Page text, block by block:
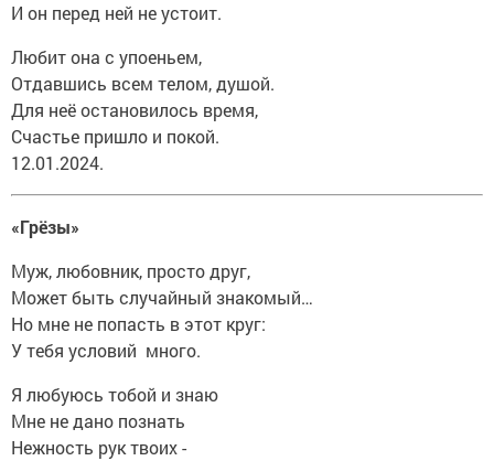
И он перед ней не устоит.
Любит она с упоеньем,
Отдавшись всем телом, душой.
Для неё остановилось время,
Счастье пришло и покой.
12.01.2024.
«Грёзы»
Муж, любовник, просто друг,
Может быть случайный знакомый…
Но мне не попасть в этот круг:
У тебя условий много.
Я любуюсь тобой и знаю
Мне не дано познать
Нежность рук твоих -